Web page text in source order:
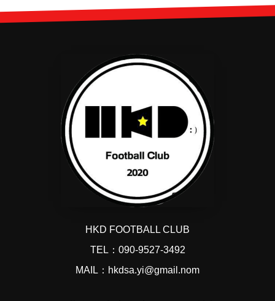
HKD FOOTBALL CLUB
TEL：090-9527-3492
MAIL：hkdsa.yi@gmail.nom